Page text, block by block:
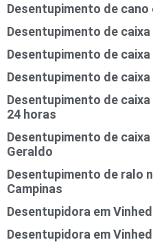
Desentupimento de cano
Desentupimento de
Desentupimento de
Desentupimento de
Desentupimento de
24 horas
Desentupimento de
Geraldo
Desentupimento de ralo
Campinas
Desentupidora em
Desentupidora em